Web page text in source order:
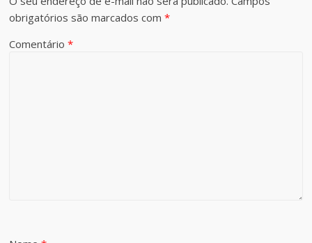
obrigatórios são marcados com*
Comentário*